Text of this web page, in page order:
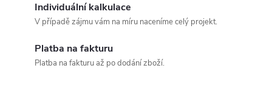
Individuální kalkulace
V případě zájmu vám na míru naceníme celý projekt.
Platba na fakturu
Platba na fakturu až po dodání zboží.